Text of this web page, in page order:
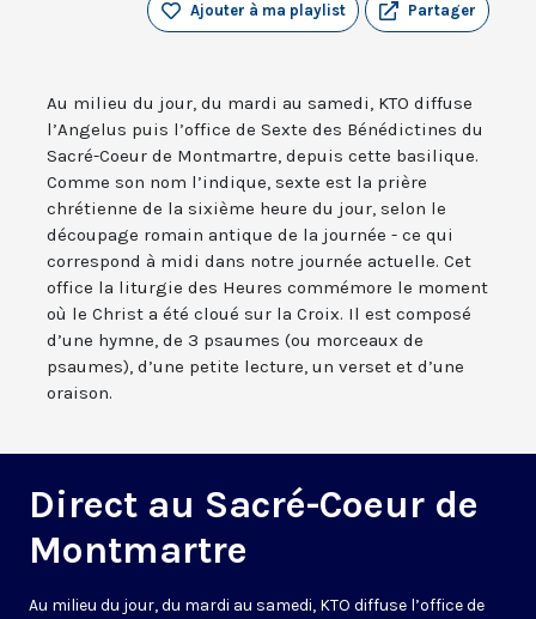
Partager
Ajouter à ma playlist
Au milieu du jour, du mardi au samedi, KTO diffuse
l’Angelus puis l’office de Sexte des Bénédictines du
Sacré-Coeur de Montmartre, depuis cette basilique.
Comme son nom l’indique, sexte est la prière
chrétienne de la sixième heure du jour, selon le
découpage romain antique de la journée - ce qui
correspond à midi dans notre journée actuelle. Cet
office la liturgie des Heures commémore le moment
où le Christ a été cloué sur la Croix. Il est composé
d’une hymne, de 3 psaumes (ou morceaux de
psaumes), d’une petite lecture, un verset et d’une
oraison.
Direct au Sacré-Coeur de
Montmartre
Au milieu du jour, du mardi au samedi, KTO diffuse l’office de